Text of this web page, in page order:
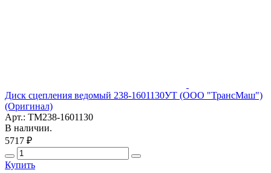
Диск сцепления ведомый 238-1601130УТ (ООО "ТрансМаш")
(Оригинал)
Арт.: ТМ238-1601130
В наличии.
5717 ₽
Купить